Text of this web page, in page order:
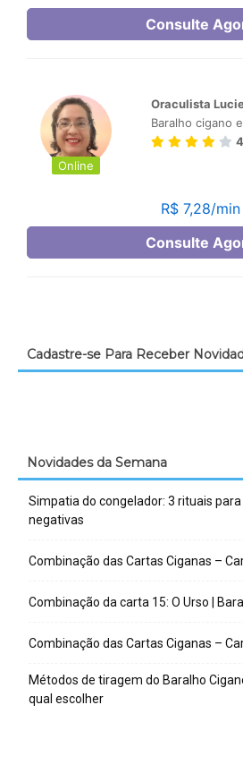
Cadastre-se Para Receber
Novidades da Semana
Simpatia do congelador: 3 rituais
negativas
Combinação das Cartas Ciganas –
Combinação da carta 15: O Urso |
Combinação das Cartas Ciganas –
Métodos de tiragem do Baralho
qual escolher